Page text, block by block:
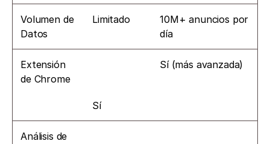
Volumen de
Datos
Limitado
10M+ anuncios por
día
Extensión
de Chrome
Sí
Sí (más avanzada)
Análisis de